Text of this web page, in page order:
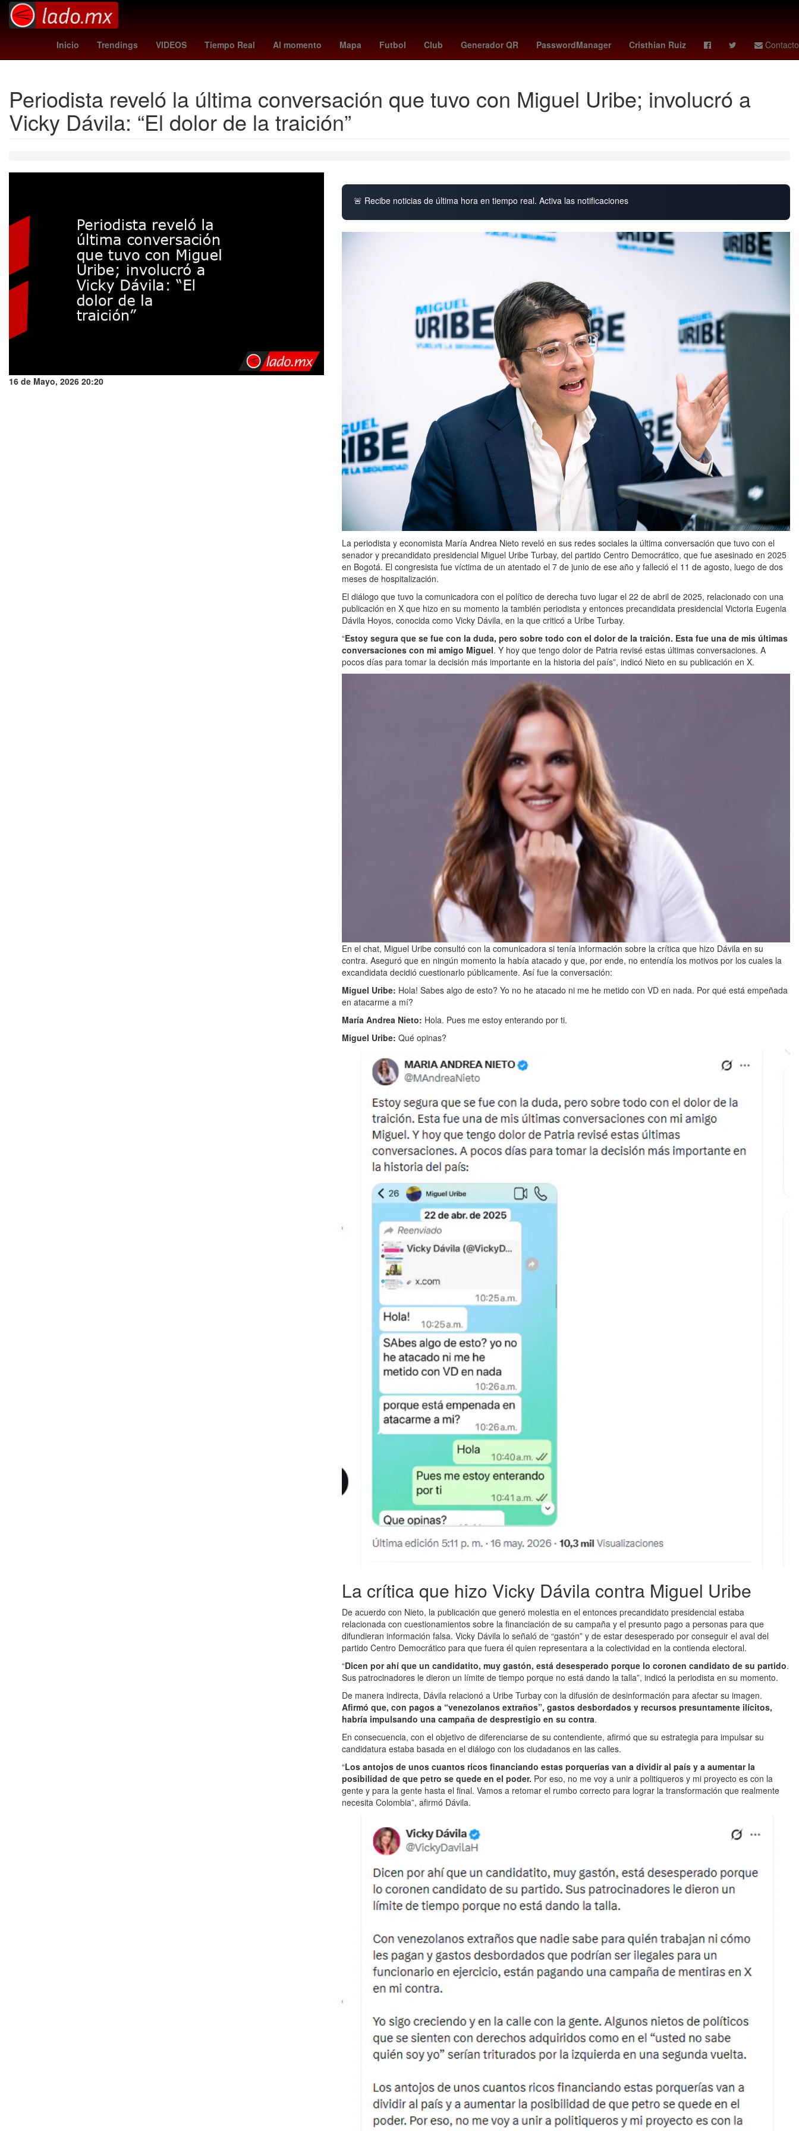
Inicio Trendings VIDEOS Tiempo Real Al momento Mapa Futbol Club Generador QR PasswordManager Cristhian Ruiz Contacto
psv - nac nikola vasilj borussia 27 de marzo Nueva York kevin bacon Gobierno 2024 boca juniors - estudiantes Agresión
Periodista reveló la última conversación que tuvo con Miguel Uribe; involucró a
Vicky Dávila: “El dolor de la traición”
16 de Mayo, 2026 20:20
🚨 Recibe noticias de última hora en tiempo real. Activa las notificaciones
La periodista y economista María Andrea Nieto reveló en sus redes sociales la última conversación que tuvo con el
senador y precandidato presidencial Miguel Uribe Turbay, del partido Centro Democrático, que fue asesinado en 2025
en Bogotá. El congresista fue víctima de un atentado el 7 de junio de ese año y falleció el 11 de agosto, luego de dos
meses de hospitalización.
El diálogo que tuvo la comunicadora con el político de derecha tuvo lugar el 22 de abril de 2025, relacionado con una
publicación en X que hizo en su momento la también periodista y entonces precandidata presidencial Victoria Eugenia
Dávila Hoyos, conocida como Vicky Dávila, en la que criticó a Uribe Turbay.
“Estoy segura que se fue con la duda, pero sobre todo con el dolor de la traición. Esta fue una de mis últimas
conversaciones con mi amigo Miguel. Y hoy que tengo dolor de Patria revisé estas últimas conversaciones. A
pocos días para tomar la decisión más importante en la historia del país”, indicó Nieto en su publicación en X.
En el chat, Miguel Uribe consultó con la comunicadora si tenía información sobre la crítica que hizo Dávila en su
contra. Aseguró que en ningún momento la había atacado y que, por ende, no entendía los motivos por los cuales la
excandidata decidió cuestionarlo públicamente. Así fue la conversación:
Miguel Uribe: Hola! Sabes algo de esto? Yo no he atacado ni me he metido con VD en nada. Por qué está empeñada
en atacarme a mí?
María Andrea Nieto: Hola. Pues me estoy enterando por ti.
Miguel Uribe: Qué opinas?
La crítica que hizo Vicky Dávila contra Miguel Uribe
De acuerdo con Nieto, la publicación que generó molestia en el entonces precandidato presidencial estaba
relacionada con cuestionamientos sobre la financiación de su campaña y el presunto pago a personas para que
difundieran información falsa. Vicky Dávila lo señaló de “gastón” y de estar desesperado por conseguir el aval del
partido Centro Democrático para que fuera él quien representara a la colectividad en la contienda electoral.
“Dicen por ahí que un candidatito, muy gastón, está desesperado porque lo coronen candidato de su partido.
Sus patrocinadores le dieron un límite de tiempo porque no está dando la talla”, indicó la periodista en su momento.
De manera indirecta, Dávila relacionó a Uribe Turbay con la difusión de desinformación para afectar su imagen.
Afirmó que, con pagos a “venezolanos extraños”, gastos desbordados y recursos presuntamente ilícitos,
habría impulsando una campaña de desprestigio en su contra.
En consecuencia, con el objetivo de diferenciarse de su contendiente, afirmó que su estrategia para impulsar su
candidatura estaba basada en el diálogo con los ciudadanos en las calles.
“Los antojos de unos cuantos ricos financiando estas porquerías van a dividir al país y a aumentar la
posibilidad de que petro se quede en el poder. Por eso, no me voy a unir a politiqueros y mi proyecto es con la
gente y para la gente hasta el final. Vamos a retomar el rumbo correcto para lograr la transformación que realmente
necesita Colombia”, afirmó Dávila.